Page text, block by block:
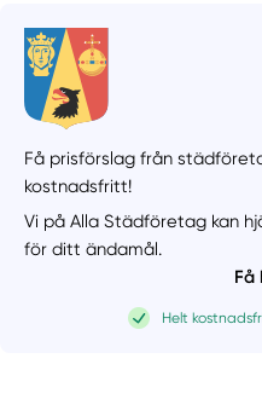
Få prisförslag från
kostnadsfritt!
Vi på Alla Städföretag kan
för ditt ändamål.
Få
Helt